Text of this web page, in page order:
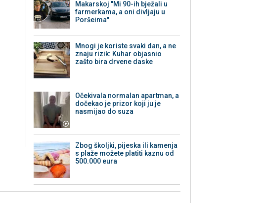
Makarskoj "Mi 90-ih bježali u
farmerkama, a oni divljaju u
Poršeima"
Mnogi je koriste svaki dan, a ne
znaju rizik: Kuhar objasnio
zašto bira drvene daske
Očekivala normalan apartman, a
dočekao je prizor koji ju je
nasmijao do suza
Zbog školjki, pijeska ili kamenja
s plaže možete platiti kaznu od
500.000 eura